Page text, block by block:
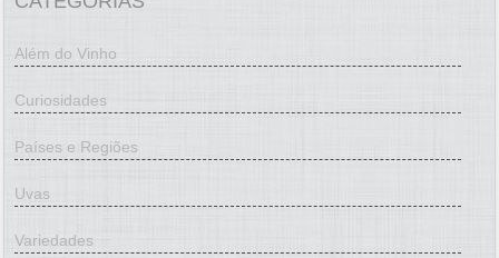
Além do Vinho
Curiosidades
Países e Regiões
Uvas
Variedades